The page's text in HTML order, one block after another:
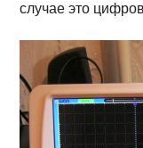
случае это